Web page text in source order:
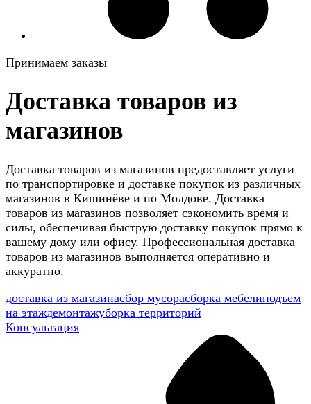
Принимаем заказы
Доставка товаров из
магазинов
Доставка товаров из магазинов предоставляет услуги
по транспортировке и доставке покупок из различных
магазинов в Кишинёве и по Молдове. Доставка
товаров из магазинов позволяет сэкономить время и
силы, обеспечивая быструю доставку покупок прямо к
вашему дому или офису. Профессиональная доставка
товаров из магазинов выполняется оперативно и
аккуратно.
доставка из магазинасбор мусорасборка мебелиподъем
на этаждемонтажуборка территорий
Консультация